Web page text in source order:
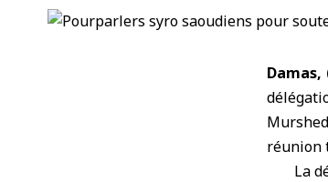
Damas,
réunion
La